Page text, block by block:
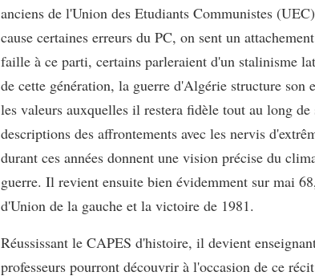
anciens de l'Union des Etudiants Communistes
cause certaines erreurs du PC, on sent un
faille à ce parti, certains parleraient d'un stalinisme
de cette génération, la guerre d'Algérie structure son
les valeurs auxquelles il restera fidèle tout au long de
descriptions des affrontements avec les nervis
durant ces années donnent une vision précise du
guerre. Il revient ensuite bien évidemment sur mai
d'Union de la gauche et la victoire de 1981.
Réussissant le CAPES d'histoire, il devient
professeurs pourront découvrir à l'occasion de ce